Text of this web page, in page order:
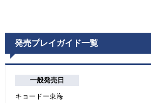
発売プレイガイド一覧
一般発売日
キョードー東海